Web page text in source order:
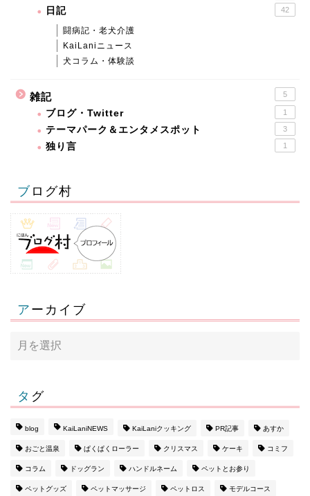
日記 42
闘病記・老犬介護
KaiLaniニュース
犬コラム・体験談
雑記 5
ブログ・Twitter 1
テーマパーク＆エンタメスポット 3
独り言 1
ブログ村
アーカイブ
タグ
blog KaiLaniNEWS KaiLaniクッキング PR記事 あすか
おごと温泉 ぱくぱくローラー クリスマス ケーキ コミフ
コラム ドッグラン ハンドルネーム ペットとお参り
ペットグッズ ペットマッサージ ペットロス モデルコース